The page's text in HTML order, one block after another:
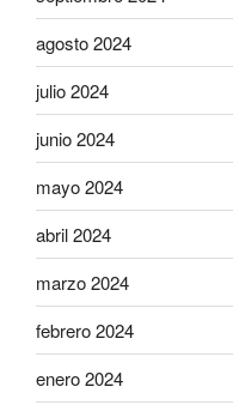
agosto 2024
julio 2024
junio 2024
mayo 2024
abril 2024
marzo 2024
febrero 2024
enero 2024